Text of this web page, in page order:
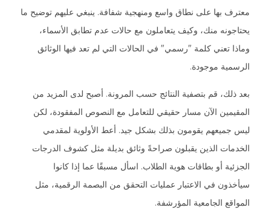
معترف بها على نطاق واسع ومنهجية شفافة. ينبغي عليهم توضيح ما
يحتاجونه منك، وكيف يتعاملون مع حالات عدم تطابق الأسماء،
وماذا تعني كلمة "رسمي" في الحالات التي لم تعد فيها الوثائق
الرسمية موجودة.
بعد ذلك، قم بتصفية النتائج حسب المرونة. أصبح لدى المزيد من
المقيمين الآن مسار حقيقي للتعامل مع النصوص المفقودة، لكن
ليس جميعهم يقومون بذلك بشكل جيد. أعط الأولوية لمقدمي
الخدمات الذين يقبلون صراحةً وثائق بديلة مثل كشوف الدرجات
الجزئية أو بطاقات هوية الطلاب. اسأل مسبقًا عما إذا كانوا
سيأخذون في الاعتبار عمليات التحقق من البصمة الرقمية، مثل
المواقع الجامعية المؤرشفة.